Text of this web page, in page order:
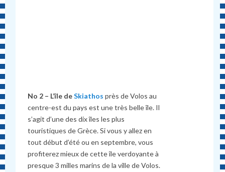
No 2 – L’île deSkiathos près de Volos au
centre-est du pays est une très belle île. Il
s’agit d’une des dix îles les plus
touristiques de Grèce. Si vous y allez en
tout début d’été ou en septembre, vous
profiterez mieux de cette île verdoyante à
presque 3 milles marins de la ville de Volos.